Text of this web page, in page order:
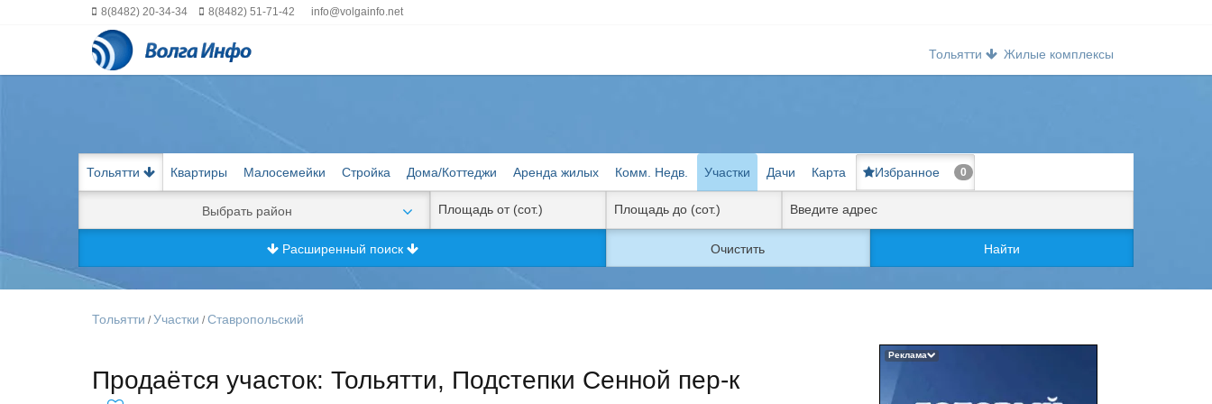
8(8482) 20-34-34 8(8482) 51-71-42 info@volgainfo.net
Тольятти Жилые комплексы
Тольятти Квартиры Малосемейки Стройка Дома/Коттеджи Аренда жилых Комм. Недв. Участки Дачи Карта Избранное 0
Выбрать район
Расширенный поиск Очистить Найти
Тольятти /Участки /Ставропольский
Продаётся участок: Тольятти, Подстепки Сенной пер-к
Реклама